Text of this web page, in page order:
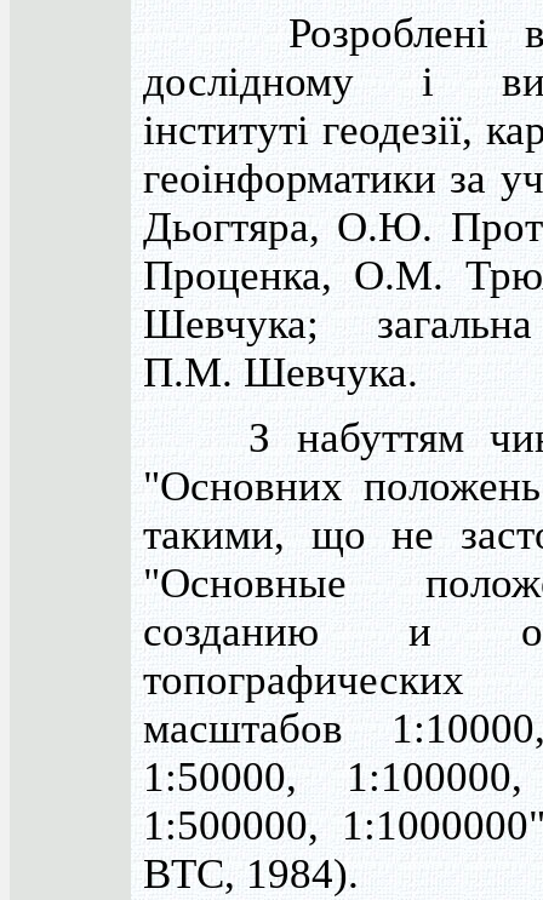
Розроблені в
дослідному і
інституті геодезії,
геоінформатики за
Дьогтяра, О.Ю.
Проценка, О.М.
Шевчука;
П.М. Шевчука.
З набуттям
"Основних
такими, що не
"Основные
созданию и
масштабов
1:50000,
1:500000,
ВТС, 1984).